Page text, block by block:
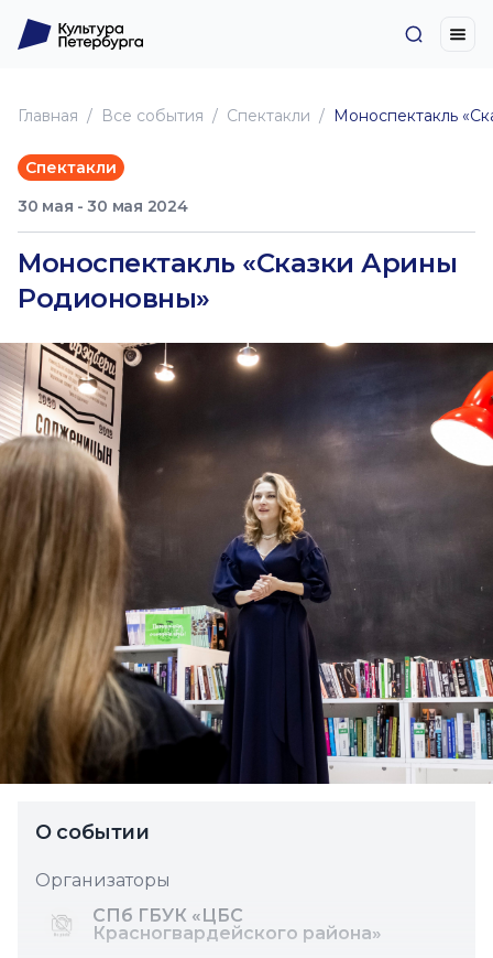
Главная Все события Спектакли Моноспектакль
Спектакли
30 мая - 30 мая 2024
Моноспектакль «Сказки Арины
Родионовны»
О событии
Организаторы
СПб ГБУК «ЦБС
Красногвардейского района»